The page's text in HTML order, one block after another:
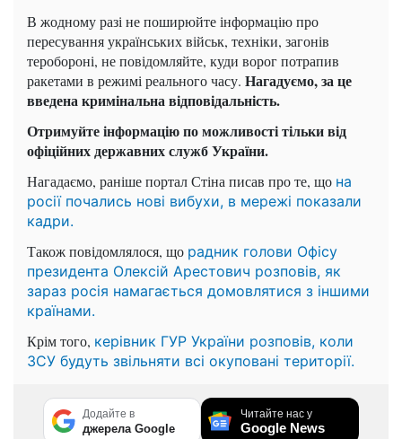
В жодному разі не поширюйте інформацію про
пересування українських військ, техніки, загонів
теробороні, не повідомляйте, куди ворог потрапив
ракетами в режимі реального часу. Нагадуємо, за це
введена кримінальна відповідальність.
Отримуйте інформацію по можливості тільки від
офіційних державних служб України.
Нагадаємо, раніше портал Стіна писав про те, що на
росії почались нові вибухи, в мережі показали
кадри.
Також повідомлялося, що радник голови Офісу
президента Олексій Арестович розповів, як
зараз росія намагається домовлятися з іншими
країнами.
Крім того, керівник ГУР України розповів, коли
ЗСУ будуть звільняти всі окуповані території.
Додайте в
джерела Google
Читайте нас у
Google News